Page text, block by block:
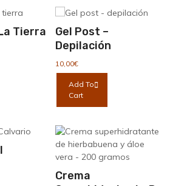
Tierra
Gel Post –
Depilación
10,00€
Add To
Cart
Crema